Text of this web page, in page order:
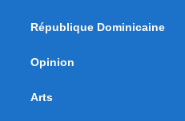
République Dominicaine
Opinion
Arts